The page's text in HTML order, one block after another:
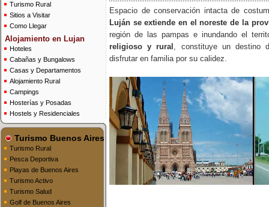
Turismo Rural
Sitios a Visitar
Como Llegar
Alojamiento en Lujan
Hoteles
Cabañas y Bungalows
Casas y Departamentos
Alojamiento Rural
Campings
Hosterías y Posadas
Hostels y Residenciales
Turismo Buenos Aires
Turismo Rural
Pesca Deportiva
Playas de Buenos Aires
Turismo Activo
Turismo Salud
Golf de Buenos Aires
Espacio de conservación intacta de
Luján se extiende en el noreste de la
región de las pampas e inundando el
religioso y rural , constituye un destino
disfrutar en familia por su calidez.